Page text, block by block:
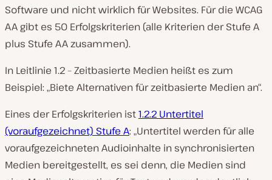
Software und nicht wirklich für Websites. Für die WCAG
AA gibt es 50 Erfolgskriterien (alle Kriterien der Stufe A
plus Stufe AA zusammen).
In Leitlinie 1.2 – Zeitbasierte Medien heißt es zum
Beispiel: „Biete Alternativen für zeitbasierte Medien an“.
Eines der Erfolgskriterien ist1.2.2 Untertitel
(voraufgezeichnet) Stufe A: „Untertitel werden für alle
voraufgezeichneten Audioinhalte in synchronisierten
Medien bereitgestellt, es sei denn, die Medien sind